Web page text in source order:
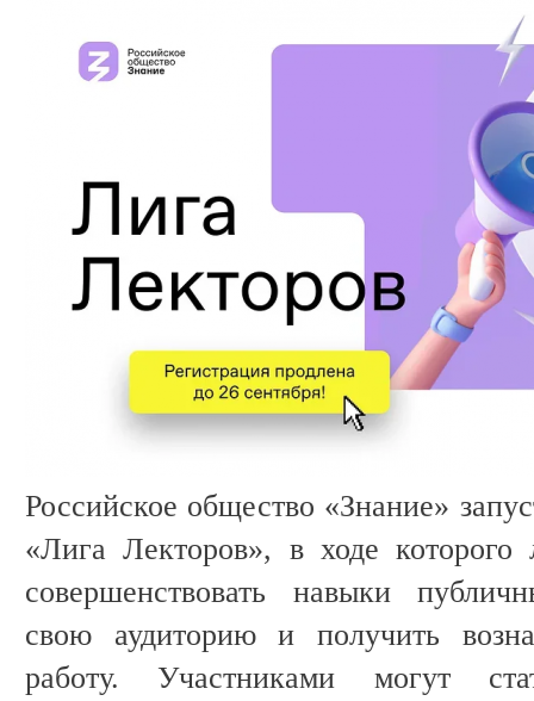
Российское общество «Знание»
«Лига Лекторов», в ходе
совершенствовать навыки
свою аудиторию и получить
работу. Участниками могут